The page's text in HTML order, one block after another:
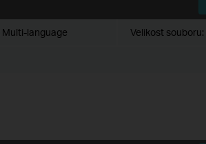
Multi-language Velikost souboru: